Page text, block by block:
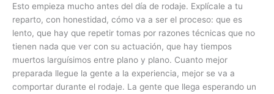
Esto empieza mucho antes del día de rodaje. Explícale a tu
reparto, con honestidad, cómo va a ser el proceso: que es
lento, que hay que repetir tomas por razones técnicas que no
tienen nada que ver con su actuación, que hay tiempos
muertos larguísimos entre plano y plano. Cuanto mejor
preparada llegue la gente a la experiencia, mejor se va a
comportar durante el rodaje. La gente que llega esperando un